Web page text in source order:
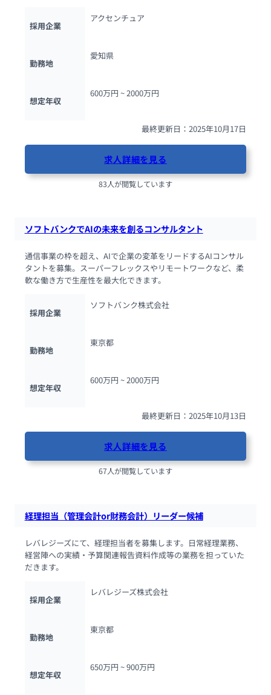
採用企業
アクセンチュア
勤務地
愛知県
想定年収
600万円 ~ 2000万円
最終更新日：2025年10月17日
求人詳細を見る
83人が閲覧しています
ソフトバンクでAIの未来を創るコンサルタント
通信事業の枠を超え、AIで企業の変革をリードするAIコンサル
タントを募集。スーパーフレックスやリモートワークなど、柔
軟な働き方で生産性を最大化できます。
採用企業
ソフトバンク株式会社
勤務地
東京都
想定年収
600万円 ~ 2000万円
最終更新日：2025年10月13日
求人詳細を見る
67人が閲覧しています
経理担当（管理会計or財務会計）リーダー候補
レバレジーズにて、経理担当者を募集します。日常経理業務、
経営陣への実績・予算関連報告資料作成等の業務を担っていた
だきます。
採用企業
レバレジーズ株式会社
勤務地
東京都
想定年収
650万円 ~ 900万円